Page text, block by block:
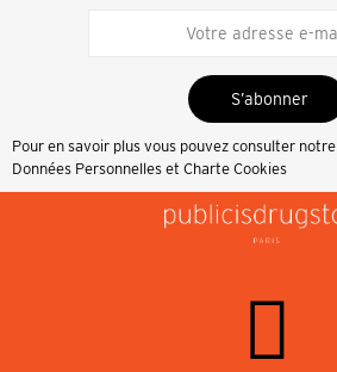
S’abonner
Pour en savoir plus vous pouvez consulter notre
Données Personnelles et Charte Cookies